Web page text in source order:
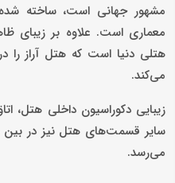
مشهور جهانی است، ساخته شده
معماری است. علاوه بر زیبای
هتلی دنیا است که هتل آراز
می‌کند.
زیبایی دکوراسیون داخلی هتل،
سایر قسمت‌های هتل نیز در بین
می‌رسد.